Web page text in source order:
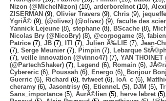
Nizon (@MichelNizon) (10), arderborelnot (10),
ZISERMAN (9), Olivier Travers (9), Chris (9),
YgriÃ© (9), (@olivez) (@olivez) (9), faculte des
Yannick Lejeune (8), stephane (8), BScache (8),
Nicolas Bry (@NicoBry) (8), @corpogame (8),
Patrice (7), JB (7), ITI (7), Julien Ã‰LIE (7), Jean-
(7), Serge Meunier (7), Pimpin (7), Lebarque
(7), veille innovation (@vinno47) (7), YAN THOINET
(@PartechShaker) (7), Legend (6), Romain (6),
Cybereric (6), Poussah (6), Energo (6), Bonjour
Guerric (6), Richard (6), tvtweet (6), loÃ¯c (6),
cheramy (6), Jasontrisy (6), EtienneL (5), DJM (5),
Sans_importance (5), AurÃ©lien (5), herve lebret (5),